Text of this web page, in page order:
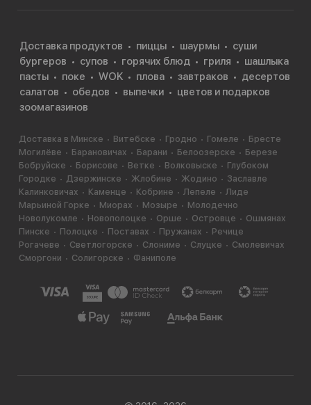
Доставка продуктов пиццы шаурмы
суши
бургеров
супов горячих блюд гриля
шашлыка
пасты
поке WOK плова завтраков
десертов
салатов
обедов выпечки
цветов и подарков
зоомагазинов
Доставка в Минске Витебске Гродно Гомеле
Бресте
Могилёве
Барановичах Барани Белоозерске
Березе
Бобруйске
Борисове Ветке Волковыске
Глубоком
Городке
Дзержинске Жлобине Жодино
Заславле
Калинковичах
Каменце Кобрине Лепеле
Лиде
Марьиной Горке
Миорах Мозыре
Молодечно
Новолукомле
Новополоцке Орше Островце
Ошмянах
Пинске
Полоцке Поставах Пружанах
Речице
Рогачеве
Светлогорске Слониме Слуцке
Смолевичах
Сморгони
Солигорске Фаниполе